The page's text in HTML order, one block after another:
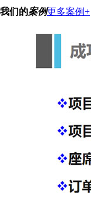
我们的案例更多案例+